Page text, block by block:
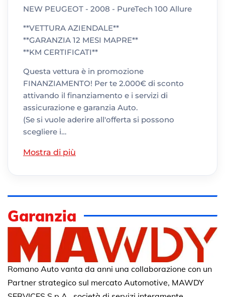
NEW PEUGEOT - 2008 - PureTech 100 Allure
**VETTURA AZIENDALE**
**GARANZIA 12 MESI MAPRE**
**KM CERTIFICATI**
Questa vettura è in promozione
FINANZIAMENTO! Per te 2.000€ di sconto
attivando il finanziamento e i servizi di
assicurazione e garanzia Auto.
(Se si vuole aderire all'offerta si possono
scegliere i…
Mostra di più
Garanzia
Romano Auto vanta da anni una collaborazione con un
Partner strategico sul mercato Automotive, MAWDY